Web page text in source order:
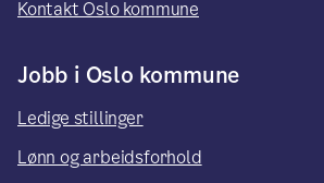
Kontakt Oslo kommune
Jobb i Oslo kommune
Ledige stillinger
Lønn og arbeidsforhold